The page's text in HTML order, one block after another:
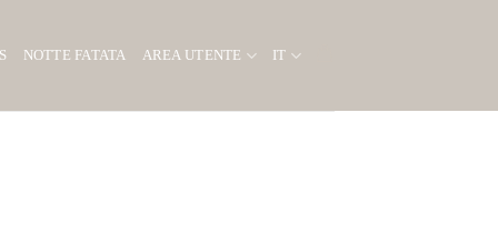
NOTTE FATATA AREA UTENTE IT